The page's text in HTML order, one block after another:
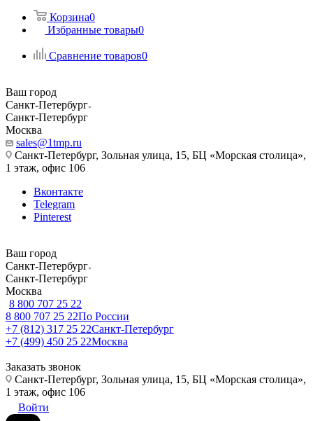
Корзина0
Избранные товары0
Сравнение товаров0
Ваш город
Санкт-Петербург
Санкт-Петербург
Москва
sales@1tmp.ru
Санкт-Петербург, Зольная улица, 15, БЦ «Морская столица»,
1 этаж, офис 106
Вконтакте
Telegram
Pinterest
Ваш город
Санкт-Петербург
Санкт-Петербург
Москва
8 800 707 25 22
8 800 707 25 22По России
+7 (812) 317 25 22Санкт-Петербург
+7 (499) 450 25 22Москва
Заказать звонок
Санкт-Петербург, Зольная улица, 15, БЦ «Морская столица»,
1 этаж, офис 106
Войти